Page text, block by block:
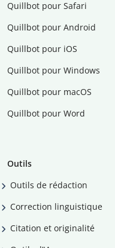
Quillbot pour Safari
Quillbot pour Android
Quillbot pour iOS
Quillbot pour Windows
Quillbot pour macOS
Quillbot pour Word
Outils
Outils de rédaction
Correction linguistique
Citation et originalité